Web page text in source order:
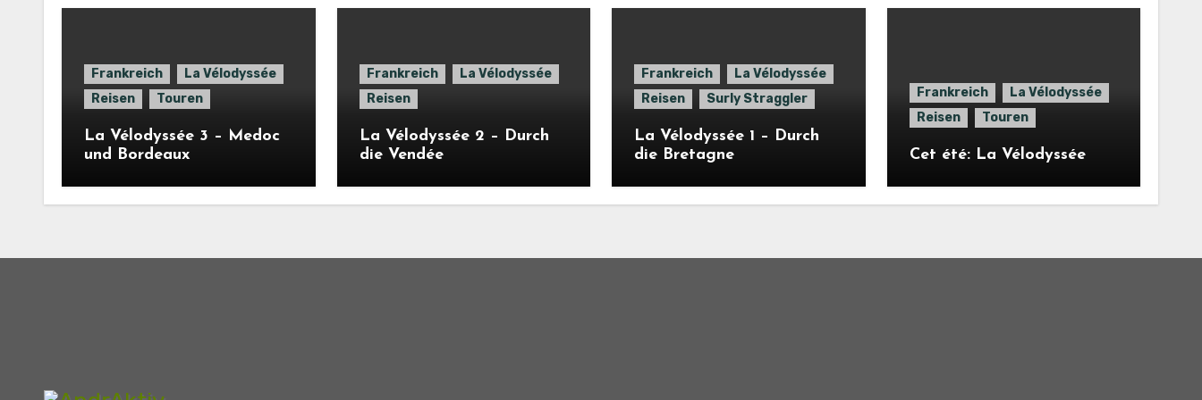
Frankreich
La Vélodyssée
Reisen
Touren
La Vélodyssée 3 – Medoc
und Bordeaux
Frankreich
La Vélodyssée
Reisen
La Vélodyssée 2 – Durch
die Vendée
Frankreich
La Vélodyssée
Reisen
Surly Straggler
La Vélodyssée 1 – Durch
die Bretagne
Frankreich
La Vélodyssée
Reisen
Touren
Cet été: La Vélodyssée